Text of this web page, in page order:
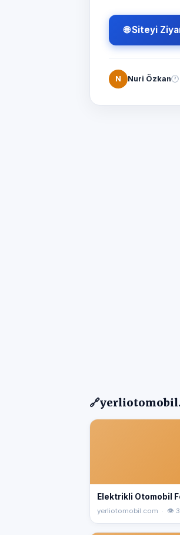
🌐 Siteyi
N Nuri Özkan🕐
🔗
Elektrikli Otomobil
yerliotomobil.com · 👁